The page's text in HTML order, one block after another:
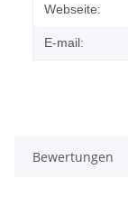
Webseite:
E-mail:
Bewertungen